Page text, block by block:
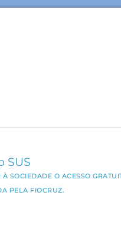
SUS
SOCIEDADE O ACESSO
PELA FIOCRUZ.